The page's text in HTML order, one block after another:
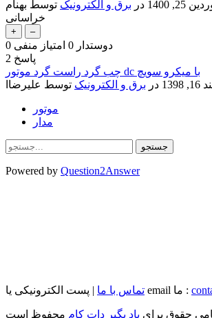
25, 1400 در برق و الکترونیک توسط بهنام
خراسانی
0 دوستدار 0 امتیاز منفی
2 پاسخ
چب گرد راست گرد موتور dc با میکرو سویچ
در برق و الکترونیک توسط علیرضاا
موتور
مدار
Powered by Question2Answer
تماس با ما | پست الکترونیکی یا email ما :
حقوق برای یاد بگیر دات کام